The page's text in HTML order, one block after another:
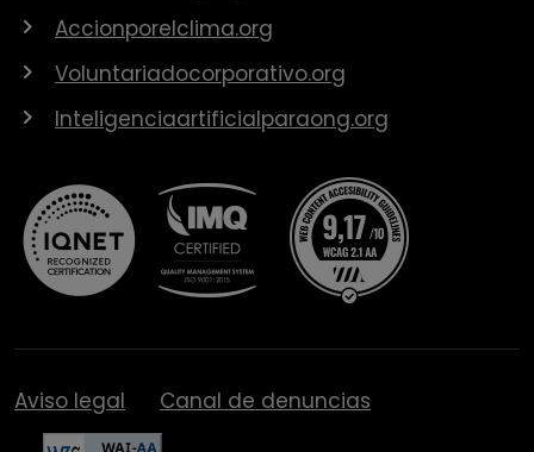
Accionporelclima.org
Voluntariadocorporativo.org
Inteligenciaartificialparaong.org
Aviso legal Canal de denuncias